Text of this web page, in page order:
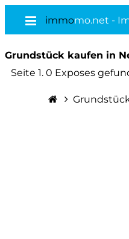
immomo.net -
Grundstück kaufen in
Seite 1. 0 Exposes